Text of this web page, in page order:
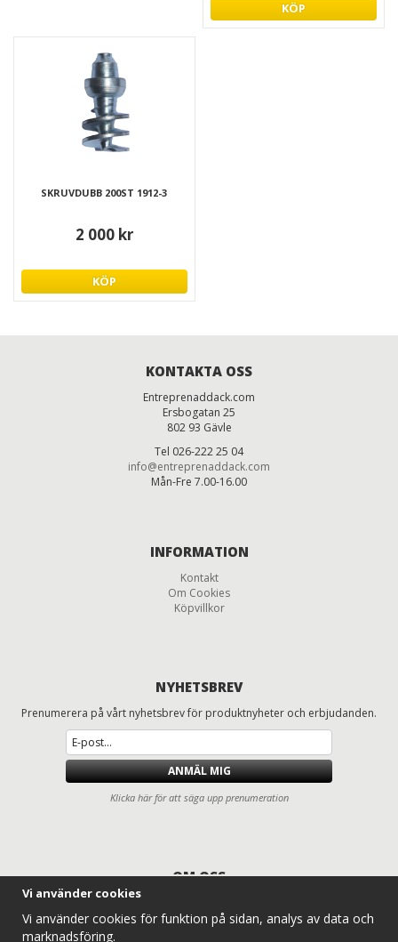
KÖP
SKRUVDUBB 200ST 1912-3
2 000 kr
KÖP
KONTAKTA OSS
Entreprenaddack.com
Ersbogatan 25
802 93 Gävle
Tel 026-222 25 04
info@entreprenaddack.com
Mån-Fre 7.00-16.00
INFORMATION
Kontakt
Om Cookies
Köpvillkor
NYHETSBREV
Prenumerera på vårt nyhetsbrev för produktnyheter och erbjudanden.
ANMÄL MIG
Klicka här för att säga upp prenumeration
OM OSS
Däck och fälgar för lastbilar, entreprenad, lantbruk och traktorer
Entreprenaddäck.com erbjuder ett komplett sortiment av lastbilsdäck,
Vi använder cookies
Vi använder cookies för funktion på sidan, analys av data och
marknadsföring.